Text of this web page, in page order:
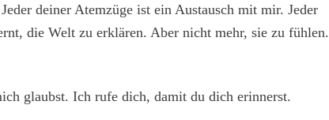
deiner Atemzüge ist ein Austausch mit mir. Jeder
die Welt zu erklären. Aber nicht mehr, sie zu fühlen.
glaubst. Ich rufe dich, damit du dich erinnerst.